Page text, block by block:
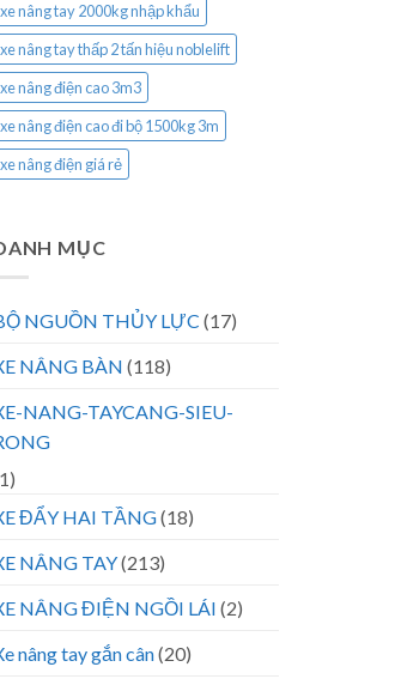
xe nâng tay 2000kg nhập khẩu
xe nâng tay thấp 2 tấn hiệu noblelift
xe nâng điện cao 3m3
xe nâng điện cao đi bộ 1500kg 3m
xe nâng điện giá rẻ
MỤC
NGUỒN THỦY LỰC (17)
NÂNG BÀN (118)
NANG-TAYCANG-SIEU-
ĐẨY HAI TẦNG(18)
NÂNG TAY(213)
NÂNG ĐIỆN NGỒI LÁI (2)
nâng tay gắn cân(20)